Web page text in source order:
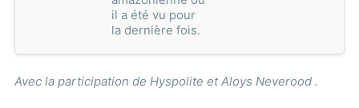
il a été vu pour
la dernière fois.
Avec la participation de Hyspolite et Aloys Neverood .